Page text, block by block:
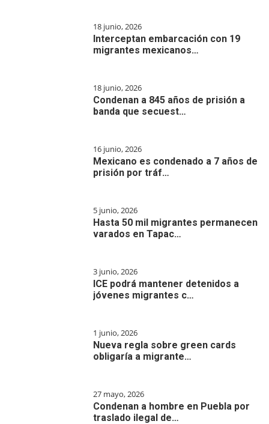
18 junio, 2026
Interceptan embarcación con 19
migrantes mexicanos…
18 junio, 2026
Condenan a 845 años de prisión a
banda que secuest…
16 junio, 2026
Mexicano es condenado a 7 años de
prisión por tráf…
5 junio, 2026
Hasta 50 mil migrantes permanecen
varados en Tapac…
3 junio, 2026
ICE podrá mantener detenidos a
jóvenes migrantes c…
1 junio, 2026
Nueva regla sobre green cards
obligaría a migrante…
27 mayo, 2026
Condenan a hombre en Puebla por
traslado ilegal de…